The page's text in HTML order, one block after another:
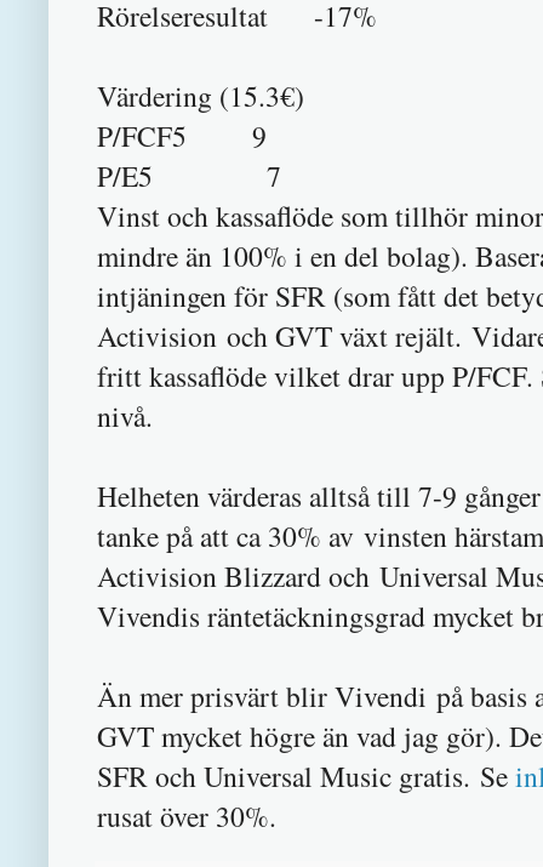
Rörelseresultat -17%
Värdering (15.3€)
P/FCF5 9
P/E5 7
Vinst och kassaflöde som tillhör
mindre än 100% i en del bolag).
intjäningen för SFR (som fått det
Activision och GVT växt rejält.
fritt kassaflöde vilket drar upp P/
nivå.
Helheten värderas alltså till 7-9
tanke på att ca 30% av vinsten
Activision Blizzard och Universal
Vivendis räntetäckningsgrad mycket
Än mer prisvärt blir Vivendi på basis
GVT mycket högre än vad jag gör).
SFR och Universal Music gratis. Se
rusat över 30%.